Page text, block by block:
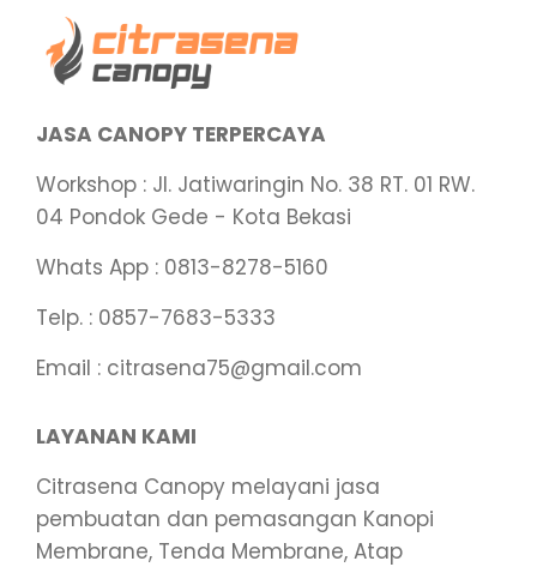
JASA CANOPY TERPERCAYA
Workshop : Jl. Jatiwaringin No. 38 RT. 01 RW.
04 Pondok Gede - Kota Bekasi
Whats App : 0813-8278-5160
Telp. : 0857-7683-5333
Email : citrasena75@gmail.com
LAYANAN KAMI
Citrasena Canopy melayani jasa
pembuatan dan pemasangan Kanopi
Membrane, Tenda Membrane, Atap